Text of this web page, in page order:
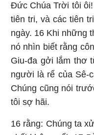
Đức Chúa Trời tôi
tiên tri, và các tiên
ngày. 16 Khi những
nó nhìn biết rằng
Giu-đa gởi lắm thơ
người là rể của Sê-
Chúng cũng nói
tôi sợ hãi.
16 rằng: Chúng ta